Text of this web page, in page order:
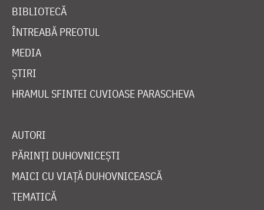
BIBLIOTECĂ
ÎNTREABĂ PREOTUL
MEDIA
ȘTIRI
HRAMUL SFINTEI CUVIOASE PARASCHEVA
AUTORI
PĂRINȚI DUHOVNICEȘTI
MAICI CU VIAȚĂ DUHOVNICEASCĂ
TEMATICĂ